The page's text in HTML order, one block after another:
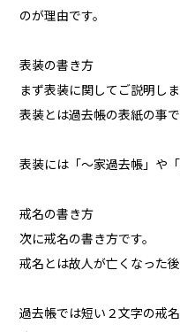
のが理由です。
表装の書き方
まず表装に関してご説明しま
表装とは過去帳の表紙の事で
表装には「〜家過去帳」や
戒名の書き方
次に戒名の書き方です。
戒名とは故人が亡くなった
過去帳では短い２文字の戒